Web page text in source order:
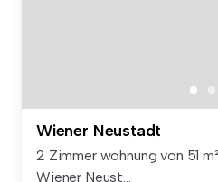
Wiener Neustadt
2 Zimmer wohnung von 51
Wiener Neust...